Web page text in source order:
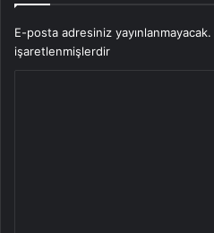
E-posta adresiniz yayınlanmayacak.
işaretlenmişlerdir